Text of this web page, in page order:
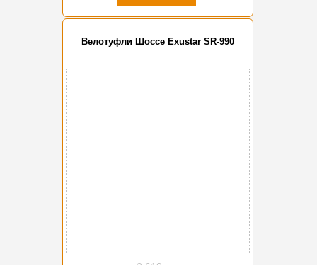
Велотуфли Шоссе Exustar SR-990